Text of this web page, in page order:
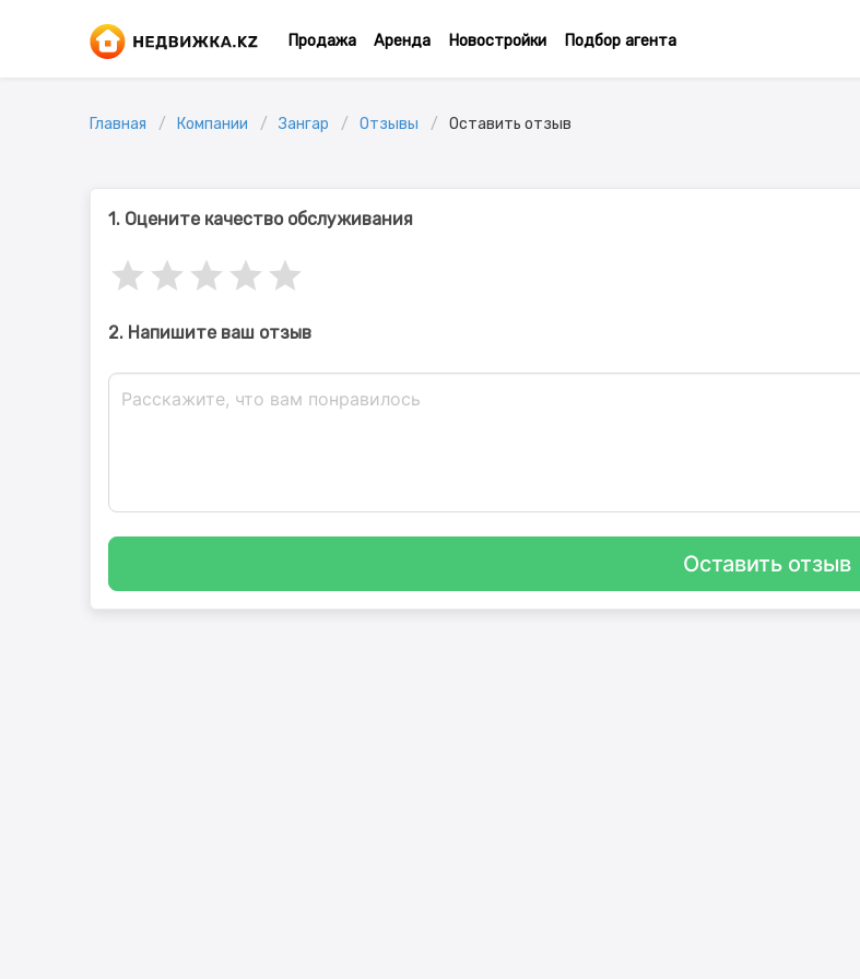
Продажа Аренда Новостройки Подбор агента
Главная Компании Зангар Отзывы Оставить отзыв
1. Оцените качество обслуживания
2. Напишите ваш отзыв
Оставить отзыв